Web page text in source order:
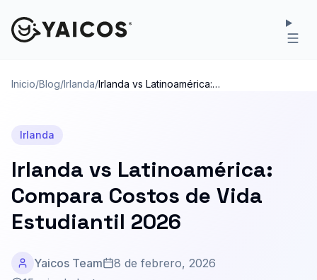
Inicio/Blog/Irlanda/Irlanda vs Latinoamérica:
Irlanda
Irlanda vs Latinoamérica:
Compara Costos de Vida
Estudiantil 2026
Yaicos Team
8 de febrero, 2026